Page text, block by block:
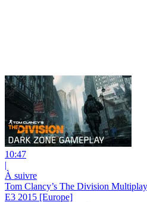
10:47
|
À suivre
Tom Clancy’s The Division
E3 2015 [Europe]